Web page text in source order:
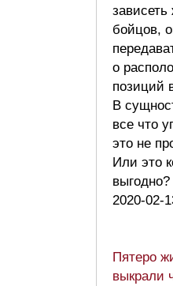
бойцов,
о
позиций
В
все что
это не
Или это
выгодно?
2020-02-
Пятеро
выкрали